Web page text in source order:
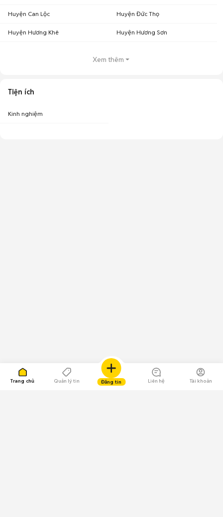
Trang chủ Quản lý tin Đăng tin Liên hệ Tài khoản
Huyện Can Lộc Huyện Đức Thọ
Huyện Hương Khê Huyện Hương Sơn
Xem thêm
Tiện ích
Kinh nghiệm